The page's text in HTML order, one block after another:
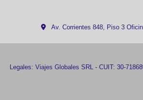
Av. Corrientes 848, Piso 3
Legales: Viajes Globales SRL - CUIT: 30-